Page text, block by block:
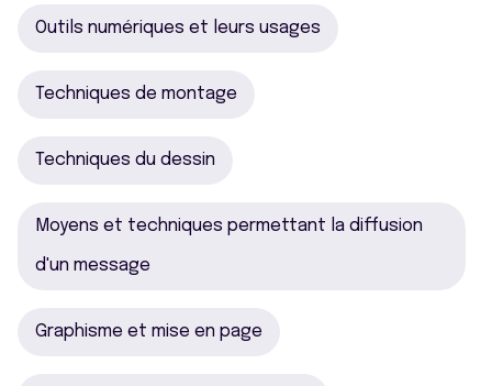
Outils numériques et leurs usages
Techniques de montage
Techniques du dessin
Moyens et techniques permettant la diffusion
d'un message
Graphisme et mise en page